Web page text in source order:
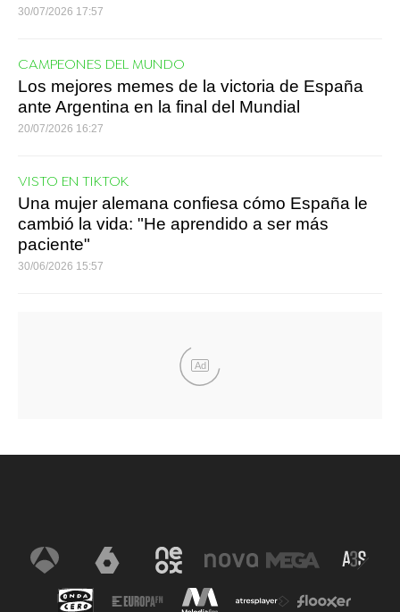
30/07/2026 17:57
CAMPEONES DEL MUNDO
Los mejores memes de la victoria de España
ante Argentina en la final del Mundial
20/07/2026 16:27
VISTO EN TIKTOK
Una mujer alemana confiesa cómo España le
cambió la vida: "He aprendido a ser más
paciente"
30/06/2026 15:57
Ad